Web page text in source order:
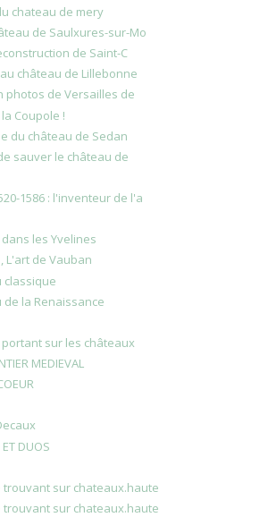
chateau de mery
de Saulxures-sur-Mo
de Saint-C
château de Lillebonne
photos de Versailles de
Coupole !
du château de Sedan
sauver le château de
1586 : l'inventeur de l'a
les Yvelines
L'art de Vauban
classique
la Renaissance
sur les châteaux
MEDIEVAL
DUOS
trouvant sur chateaux.haute
trouvant sur chateaux.haute